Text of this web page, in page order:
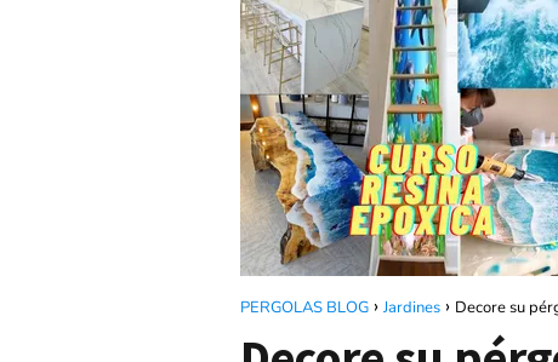
PERGOLAS BLOG Jardines Decore su